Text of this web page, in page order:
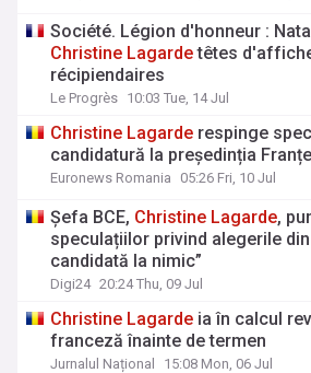
Société. Légion d'honneur :
Christine Lagardetêtes
récipiendaires
Le Progrès 10:03 Tue, 14 Jul
Christine Lagarde respinge
candidatură la președinția
Euronews Romania 05:26 Fri, 10 Jul
Șefa BCE, Christine Lagarde,
speculațiilor privind alegerile din
candidată la nimic”
Digi24 20:24 Thu, 09 Jul
Christine Lagarde ia în calcul
franceză înainte de termen
Jurnalul Național 15:08 Mon, 06 Jul